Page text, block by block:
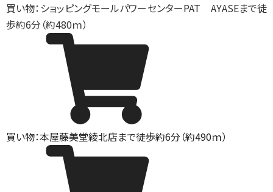
買い物：ショッピングモールパワーセンターPAT AYASEまで徒
歩約6分（約480ｍ）
買い物：本屋藤美堂綾北店まで徒歩約6分（約490ｍ）